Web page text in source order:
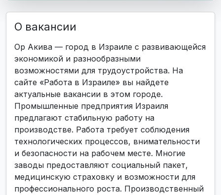
О вакансии
Ор Акива — город в Израиле с развивающейся
экономикой и разнообразными
возможностями для трудоустройства. На
сайте «Работа в Израиле» вы найдете
актуальные вакансии в этом городе.
Промышленные предприятия Израиля
предлагают стабильную работу на
производстве. Работа требует соблюдения
технологических процессов, внимательности
и безопасности на рабочем месте. Многие
заводы предоставляют социальный пакет,
медицинскую страховку и возможности для
профессионального роста. Производственный